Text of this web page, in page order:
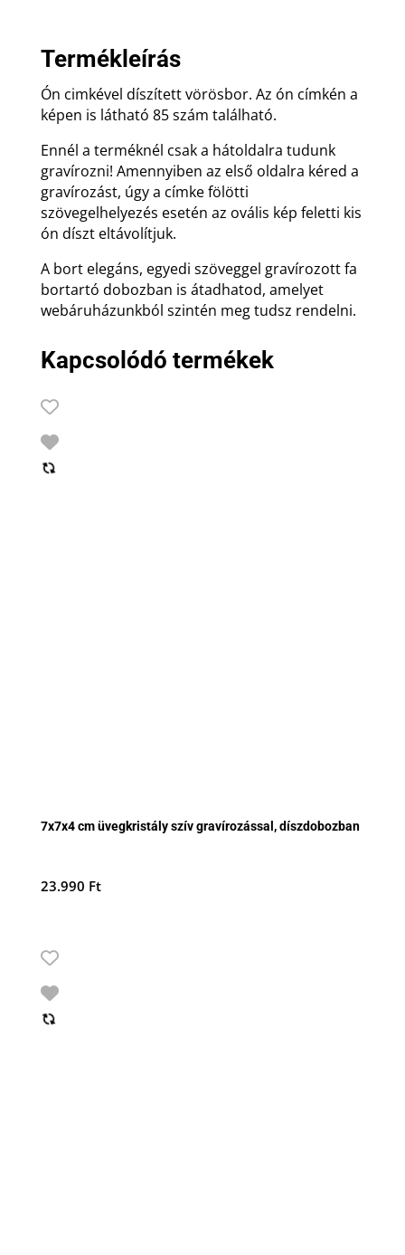
mennyiség
Termékleírás
Ón cimkével díszített vörösbor. Az ón címkén a
képen is látható 85 szám található.
Ennél a terméknél csak a hátoldalra tudunk
gravírozni! Amennyiben az első oldalra kéred a
gravírozást, úgy a címke fölötti
szövegelhelyezés esetén az ovális kép feletti kis
ón díszt eltávolítjuk.
A bort elegáns, egyedi szöveggel gravírozott fa
bortartó dobozban is átadhatod, amelyet
webáruházunkból szintén meg tudsz rendelni.
Kapcsolódó termékek
7x7x4 cm üvegkristály szív gravírozással, díszdobozban
23.990 Ft